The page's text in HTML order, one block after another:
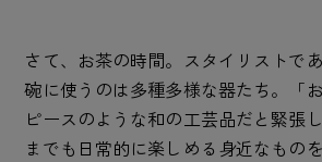
さて、お茶の時間。スタイリストで
碗に使うのは多種多様な器たち。「
ピースのような和の工芸品だと緊張
までも日常的に楽しめる身近なもの